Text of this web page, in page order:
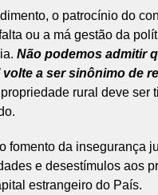
o patrocínio do
ou a má gestão da
Não podemos admitir
volte a ser sinônimo de
rural deve ser
fomento da insegurança
e desestímulos aos
estrangeiro do País.